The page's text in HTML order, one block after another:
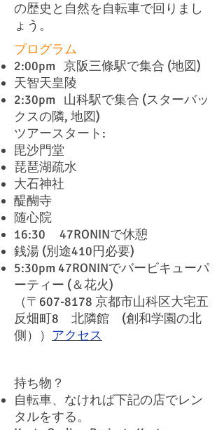
の歴史と自然を自転車で回りまし
ょう。
プログラム
2:00pm 京阪三條駅で集合 (地図)
天智天皇陵
2:30pm 山科駅で集合 (スターバッ
クスの隣, 地図)
ツアースタート:
毘沙門堂
琵琶湖疏水
大石神社
醍醐寺
随心院
16:30 47RONINで休憩
銭湯 (別途410円必要)
5:30pm 47RONINでバービキューパ
ーティー (＆花火)
（〒607-8178 京都市山科区大宅五
反畑町8 北隣館 (創和学園の北
側）） アクセス
持ち物？
自転車、なければ下記の店でレン
タルをする。